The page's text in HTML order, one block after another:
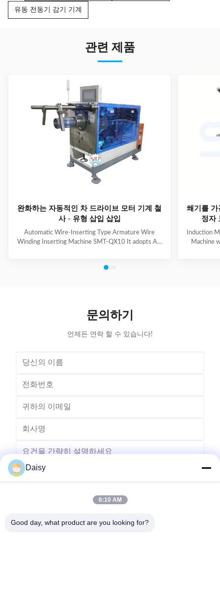
유동 전동기 감기 기계
관련 제품
완화하는 자동적인 차 드라이브 모터 기계 철
사 - 유형 삽입 삽입
Automatic Wire-Inserting Type Armature Wire
Winding Inserting Machine SMT-QX10 It adopts AC
system. It can achieve wedge length setting, feeding,
machine control interface, it has the
쐐기를 가
정자
Induction
Machine
문의하기
언제든 연락 할 수 있습니다!
Daisy
6:10 AM
Good day, what product are you looking for?